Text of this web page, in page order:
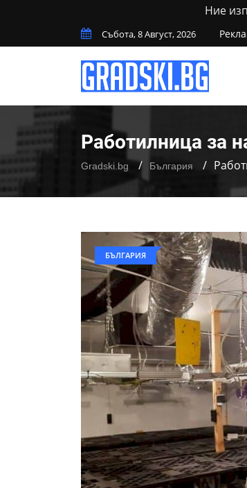
Ние
Събота, 8 Август, 2026
Работилница за
Gradski.bg България
БЪЛГАРИЯ